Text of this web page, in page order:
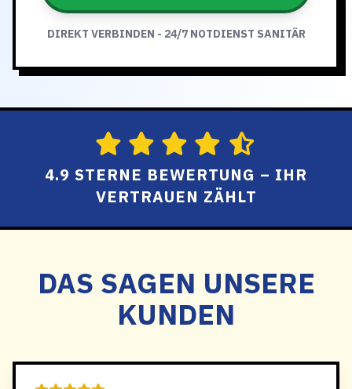
DIREKT VERBINDEN - 24/7 NOTDIENST SANITÄR
4.9 STERNE BEWERTUNG – IHR
VERTRAUEN ZÄHLT
DAS SAGEN UNSERE
KUNDEN